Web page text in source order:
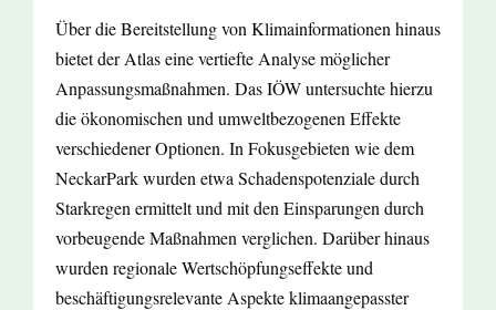
Über die Bereitstellung von Klimainformationen hinaus
bietet der Atlas eine vertiefte Analyse möglicher
Anpassungsmaßnahmen. Das IÖW untersuchte hierzu
die ökonomischen und umweltbezogenen Effekte
verschiedener Optionen. In Fokusgebieten wie dem
NeckarPark wurden etwa Schadenspotenziale durch
Starkregen ermittelt und mit den Einsparungen durch
vorbeugende Maßnahmen verglichen. Darüber hinaus
wurden regionale Wertschöpfungseffekte und
beschäftigungsrelevante Aspekte klimaangepasster